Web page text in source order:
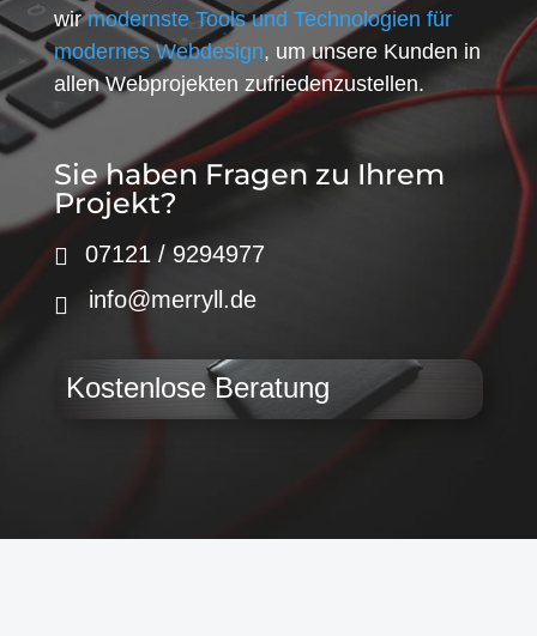
wirmodernste Tools und Technologien für
modernes Webdesign, um unsere Kunden in
allen Webprojekten zufriedenzustellen.
Sie haben Fragen zu Ihrem
Projekt?
07121 / 9294977
info@merryll.de
Kostenlose Beratung